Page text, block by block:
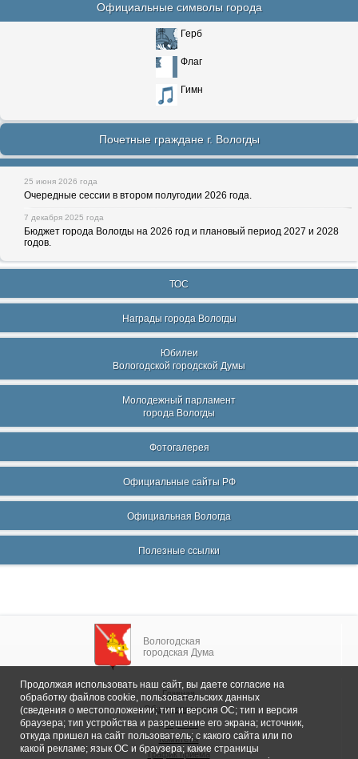
Официальные символы города
Герб
Флаг
Гимн
Почетные граждане г. Вологды
25 июня 2026 года
Очередные сессии в втором полугодии 2026 года.
7 декабря 2025 года
Бюджет города Вологды на 2026 год и плановый период 2027 и 2028
годов.
ТОС
Награды города Вологды
Юбилеи
Вологодской городской Думы
Молодежный парламент
города Вологды
Фотогалерея
Официальные сайты РФ
Официальная Вологда
Полезные ссылки
Вологодская
городская Дума
Главная
Общие сведения
Депутаты
Комитеты
График приема
Продолжая использовать наш сайт, вы даете согласие на
обработку файлов cookie, пользовательских данных
(сведения о местоположении; тип и версия ОС; тип и версия
браузера; тип устройства и разрешение его экрана; источник,
откуда пришел на сайт пользователь; с какого сайта или по
какой рекламе; язык ОС и браузера; какие страницы